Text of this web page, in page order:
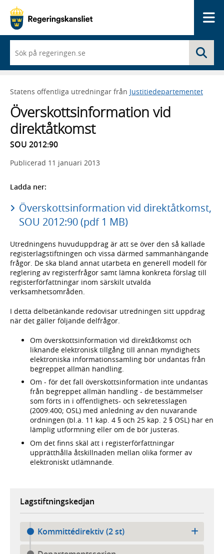
du
börjar
skriva
framträder
lista
med
sökförslag
Statens offentliga utredningar från Justitiedepartementet
Överskottsinformation vid
direktåtkomst
SOU 2012:90
Publicerad 11 januari 2013
Ladda ner:
Överskottsinformation vid direktåtkomst,
SOU 2012:90 (pdf 1 MB)
Utredningens huvuduppdrag är att se över den så kallade
registerlagstiftningen och vissa därmed sammanhängande
frågor. De ska bland annat utarbeta en generell modell för
reglering av registerfrågor samt lämna konkreta förslag till
registerförfattningar inom särskilt utvalda
verksamhetsområden.
I detta delbetänkande redovisar utredningen sitt uppdrag
när det gäller följande delfrågor.
Om överskottsinformation vid direktåtkomst och
liknande elektronisk tillgång till annan myndighets
elektroniska informationssamling bör undantas från
begreppet allmän handling.
Om - för det fall överskottsinformation inte undantas
från begreppet allmän handling - de bestämmelser
som förts in i offentlighets- och sekretesslagen
(2009:400; OSL) med anledning av den nuvarande
ordningen (bl.a. 11 kap. 4 § och 25 kap. 2 § OSL) har en
lämplig utformning eller om de bör justeras.
Om det finns skäl att i registerförfattningar
upprätthålla åtskillnaden mellan olika former av
elektroniskt utlämnande.
Lagstiftningskedjan
Kommittédirektiv (2 st)